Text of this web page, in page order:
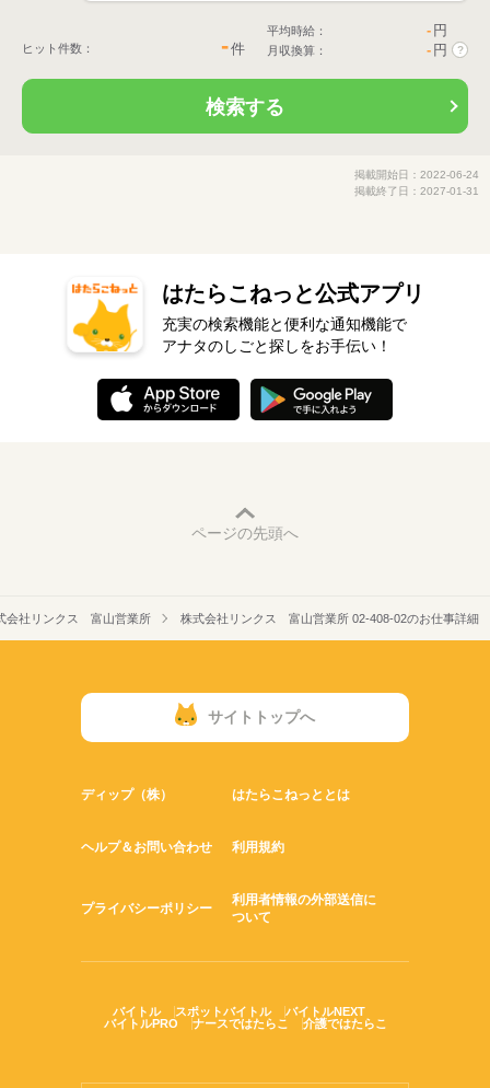
ヒット件数： -件
平均時給： - 円
月収換算： - 円 ?
検索する
掲載開始日：2022-06-24
掲載終了日：2027-01-31
はたらこねっと公式アプリ
充実の検索機能と便利な通知機能で
アナタのしごと探しをお手伝い！
ページの先頭へ
会社リンクス 富山営業所 株式会社リンクス 富山営業所 02-408-02のお仕事詳細
サイトトップへ
ディップ（株） はたらこねっととは
ヘルプ＆お問い合わせ 利用規約
プライバシーポリシー
利用者情報の外部送信に
ついて
バイトル スポットバイトル
バイトルNEXT
バイトルPRO
ナースではたらこ 介護ではたらこ